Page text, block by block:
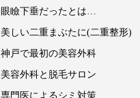
眼瞼下垂だったとは…
美しい二重まぶたに(二重整形)
神戸で最初の美容外科
美容外科と脱毛サロン
専門医によるシミ対策